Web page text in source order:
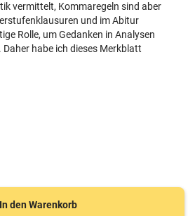
vermittelt, Kommaregeln sind aber
und im Abitur
Rolle, um Gedanken in Analysen
habe ich dieses Merkblatt
In den Warenkorb